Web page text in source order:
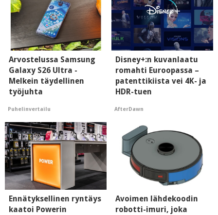
Arvostelussa Samsung
Galaxy S26 Ultra -
Melkein täydellinen
työjuhta
Puhelinvertailu
Disney+:n kuvanlaatu
romahti Euroopassa –
patenttikiista vei 4K- ja
HDR-tuen
AfterDawn
Ennätyksellinen ryntäys
kaatoi Powerin
Avoimen lähdekoodin
robotti-imuri, joka